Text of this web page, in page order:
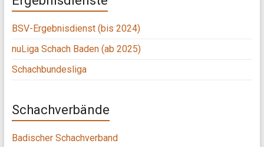
BSV-Ergebnisdienst (bis 2024)
nuLiga Schach Baden (ab 2025)
Schachbundesliga
Schachverbände
Badischer Schachverband